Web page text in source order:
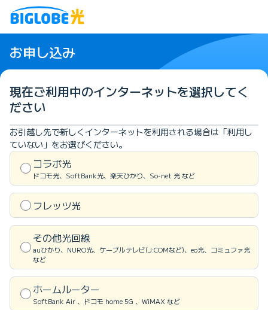
お申し込み
現在ご利用中のインターネットを選択してく
ださい
お引越し先で新しくインターネットを利用される場合は「利用し
ていない」をお選びください。
コラボ光
ドコモ光、SoftBank光、楽天ひかり、So-net 光 など
フレッツ光
その他光回線
auひかり、NURO光、ケーブルテレビ(J:COMなど)、eo光、コミュファ光
など
ホームルーター
SoftBank Air 、ドコモ home 5G 、WiMAX など